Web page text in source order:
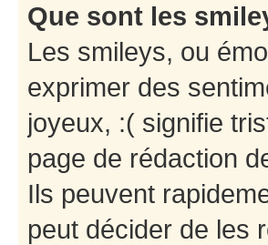
Que sont les
Les smileys, ou
exprimer des
joyeux, :( signifie
page de rédaction
Ils peuvent
peut décider de les